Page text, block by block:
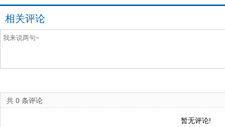
相关评论
共 0 条评论
暂无评论!